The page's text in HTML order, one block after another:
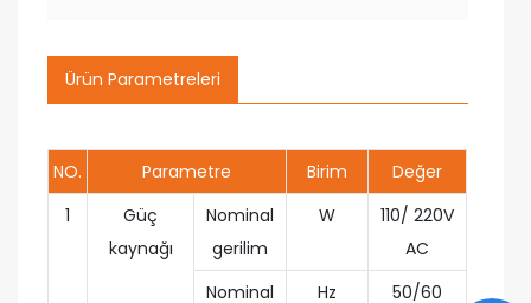
Ürün Parametreleri
NO. Parametre Birim
Değer
1
Güç
kaynağı
Nominal
gerilim
W
110/ 220V
AC
Nominal
Hz 50/60